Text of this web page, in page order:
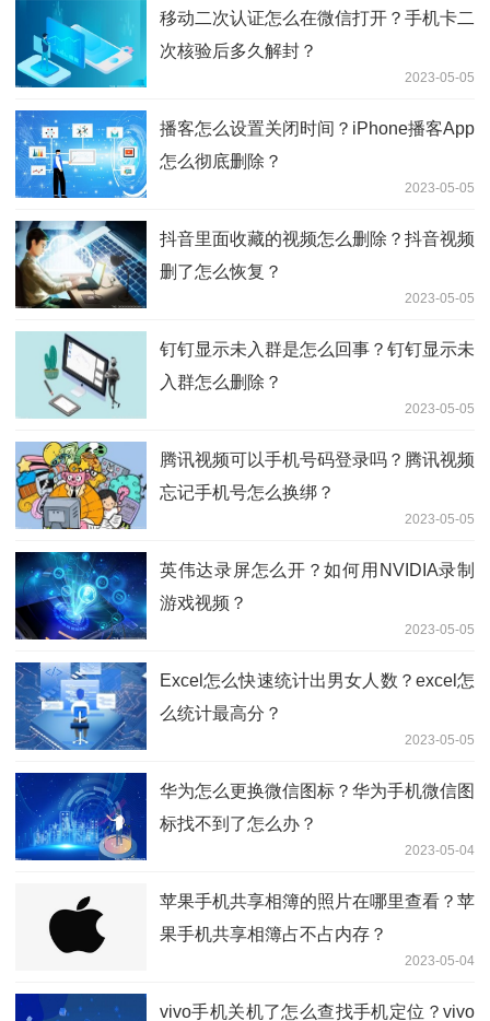
移动二次认证怎么在微信打开？手机卡二
次核验后多久解封？
2023-05-05
播客怎么设置关闭时间？iPhone播客App
怎么彻底删除？
2023-05-05
抖音里面收藏的视频怎么删除？抖音视频
删了怎么恢复？
2023-05-05
钉钉显示未入群是怎么回事？钉钉显示未
入群怎么删除？
2023-05-05
腾讯视频可以手机号码登录吗？腾讯视频
忘记手机号怎么换绑？
2023-05-05
英伟达录屏怎么开？如何用NVIDIA录制
游戏视频？
2023-05-05
Excel怎么快速统计出男女人数？excel怎
么统计最高分？
2023-05-05
华为怎么更换微信图标？华为手机微信图
标找不到了怎么办？
2023-05-04
苹果手机共享相簿的照片在哪里查看？苹
果手机共享相簿占不占内存？
2023-05-04
vivo手机关机了怎么查找手机定位？vivo